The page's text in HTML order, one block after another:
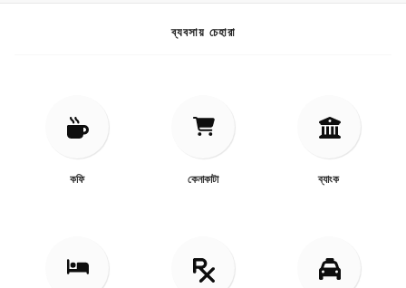
ব্যবসায় চেহারা
কফি কেনাকাটা ব্যাংক